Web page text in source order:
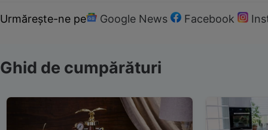
Urmărește-ne pe Google News Facebook
Ghid de cumpărături